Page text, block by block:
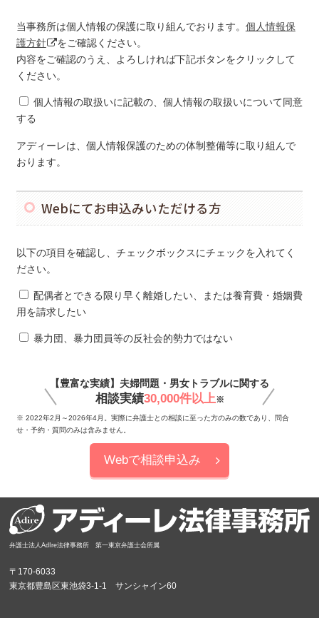
当事務所は個人情報の保護に取り組んでおります。 個人情報保
護方針
をご確認ください。
内容をご確認のうえ、よろしければ下記ボタンをクリックして
ください。
個人情報の取扱いに記載の、個人情報の取扱いについて同意
する
アディーレは、個人情報保護のための体制整備等に取り組んで
おります。
Webにてお申込みいただける方
以下の項目を確認し、チェックボックスにチェックを入れてく
ださい。
配偶者とできる限り早く離婚したい、または養育費・婚姻費
用を請求したい
暴力団、暴力団員等の反社会的勢力ではない
【豊富な実績】夫婦問題・男女トラブルに関する
相談実績30,000件以上※
※ 2022年2月～2026年4月。実際に弁護士との相談に至った方のみの数であり、問合
せ・予約・質問のみは含みません。
Webで相談申込み
弁護士法人AdIre法律事務所 第一東京弁護士会所属
〒170-6033
東京都豊島区東池袋3-1-1 サンシャイン60